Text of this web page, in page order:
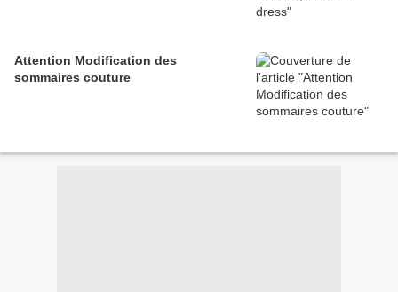
Attention Modification des
sommaires couture